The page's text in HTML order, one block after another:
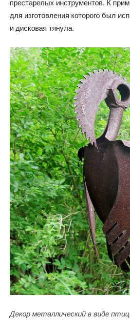
престарелых инструментов. К
для изготовления которого был
и дисковая тянула.
Декор металлический в виде